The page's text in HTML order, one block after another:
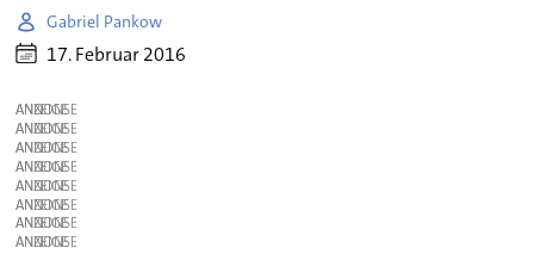
Gabriel Pankow
17. Februar 2016
ANZEIGE
ANZEIGE
ANZEIGE
ANZEIGE
ANZEIGE
ANZEIGE
ANZEIGE
ANZEIGE